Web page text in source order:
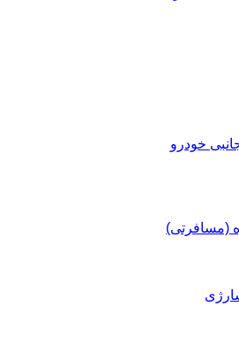
خودرو
(مسافرتی)